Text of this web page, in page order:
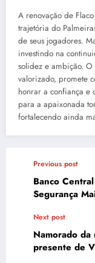
A renovação de
trajetória do
de seus jogadores.
investindo na
solidez e ambição. O
valorizado, promete
honrar a confiança e
para a apaixonada
fortalecendo ainda
Previous post
Banco
Segurança
Next post
Namorado
presente de